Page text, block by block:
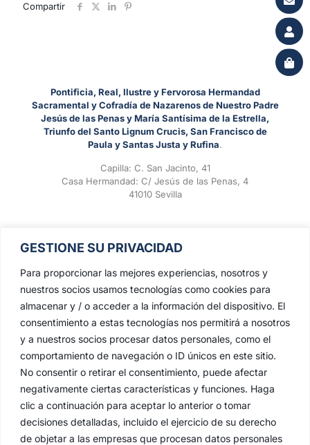
GESTIONE SU PRIVACIDAD
Para proporcionar las mejores experiencias, nosotros y
nuestros socios usamos tecnologías como cookies para
almacenar y / o acceder a la información del dispositivo. El
consentimiento a estas tecnologías nos permitirá a nosotros
y a nuestros socios procesar datos personales, como el
comportamiento de navegación o ID únicos en este sitio.
No consentir o retirar el consentimiento, puede afectar
negativamente ciertas características y funciones. Haga
clic a continuación para aceptar lo anterior o tomar
decisiones detalladas, incluido el ejercicio de su derecho
de objetar a las empresas que procesan datos personales
Compartir
Pontificia, Real, Ilustre y Fervorosa Hermandad
Sacramental y Cofradía de Nazarenos de Nuestro Padre
Jesús de las Penas y María Santísima de la Estrella,
Triunfo del Santo Lignum Crucis, San Francisco de
Paula y Santas Justa y Rufina.
Capilla: C. San Jacinto, 41
Casa Hermandad: C/ Jesús de las Penas, 4
41010 Sevilla